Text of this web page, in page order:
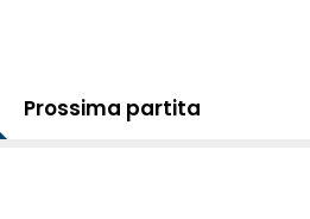
Prossima partita